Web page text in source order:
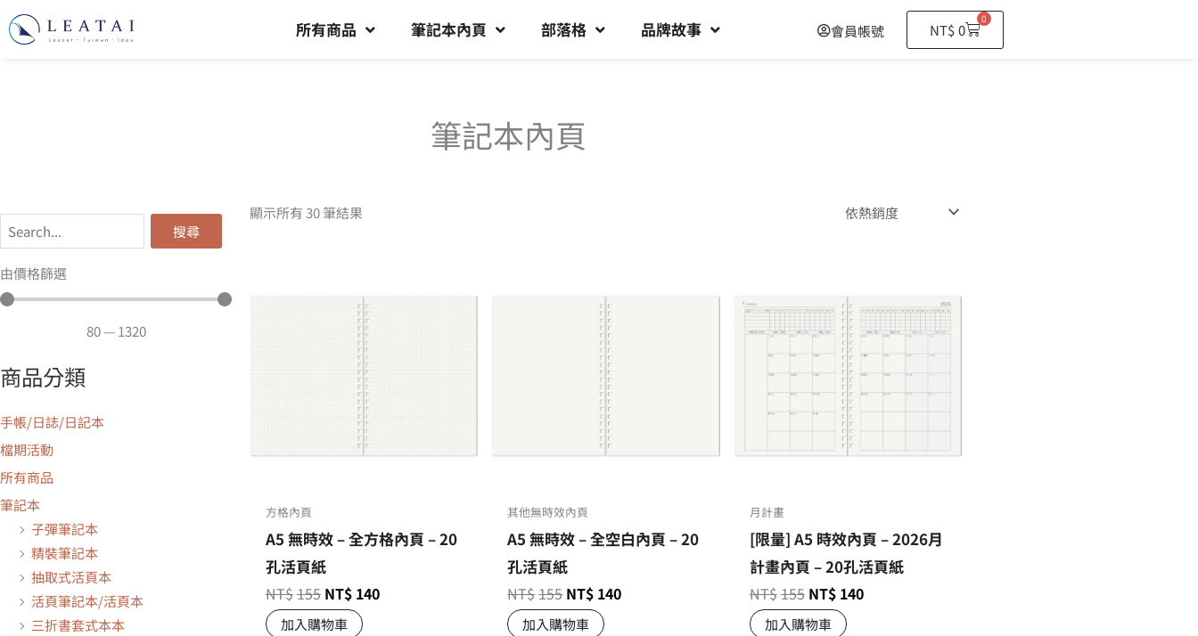
所有商品 筆記本內頁 部落格 品牌故事 會員帳號 NT$0
0
購
物
筆記本內頁
搜尋
由價格篩選
80— 1320
商品分類
手帳/日誌/日記本
檔期活動
所有商品
筆記本
子彈筆記本
精裝筆記本
抽取式活頁本
活頁筆記本/活頁本
三折書套式本本
顯示所有 30 筆結果
方格內頁
A5 無時效 – 全方格內頁 – 20
孔活頁紙
NT$155 NT$ 140
加入購物車
其他無時效內頁
A5 無時效 – 全空白內頁 – 20
孔活頁紙
NT$155NT$ 140
加入購物車
月計畫
[限量] A5 時效內頁 – 2026月
計畫內頁 – 20孔活頁紙
NT$155 NT$ 140
加入購物車